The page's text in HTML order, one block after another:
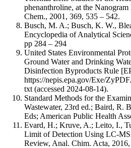
phenanthroline, at the
Chem., 2001, 369, 535 – 542.
Busch, M. A.; Busch, K. W.,
Encyclopedia of Analytical
pp 284 – 294
United States Environmental
Ground Water and Drinking
Disinfection Byproducts Rule
https://nepis.epa.gov/Exe/
txt (accessed 2024-08-14).
Standard Methods for the
Wastewater, 23rd ed.; Baird, R.
Eds; American Public Health
Evard, H.; Kruve, A.; Leito, I.,
Limit of Detection Using LC-
Review, Anal. Chim. Acta,